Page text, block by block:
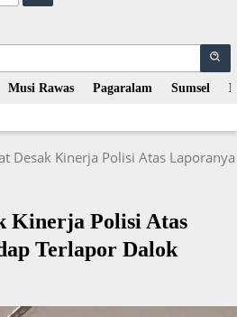
Musi Rawas Pagaralam Sumsel
Desak Kinerja Polisi Atas Laporanya
Kinerja Polisi Atas
Terlapor Dalok